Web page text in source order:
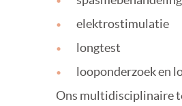
elektrostimulatie
longtest
looponderzoek en
Ons multidisciplinaire